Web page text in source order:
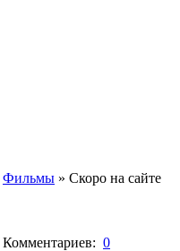
Фильмы » Скоро на сайте
Комментариев: 0